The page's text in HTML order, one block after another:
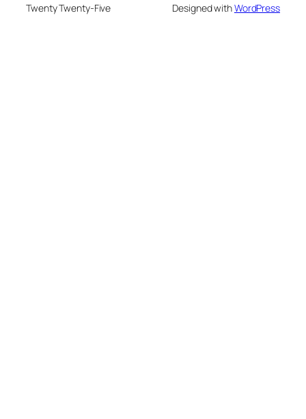
Twenty Twenty-Five Designed withWordPress